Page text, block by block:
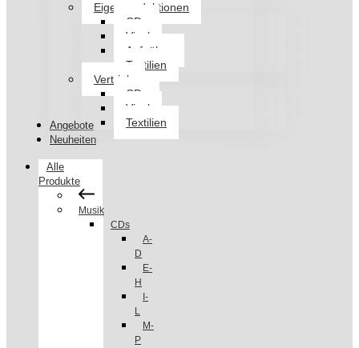
Eigenproduktionen
CDs
Vinyl
Aufnäher
Textilien
Vertrieb
CDs
Vinyl
Textilien
Angebote
Neuheiten
Alle
Produkte
Musik
CDs
A-
D
E-
H
I-
L
M-
P